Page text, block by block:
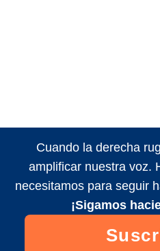
Cuando la derecha
amplificar nuestra voz.
necesitamos para seguir
¡Sigamos